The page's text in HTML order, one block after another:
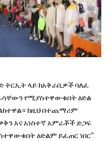
ትርኢት ላይ ከአቅራቢዎች ባለፈ
የሚያስተዋውቁበት ዕድል
ከዚህ በተጨማሪም
እና አነስተኛ አምራቾች ድጋፍ
ዕድልም ይፈጠር ነበር”